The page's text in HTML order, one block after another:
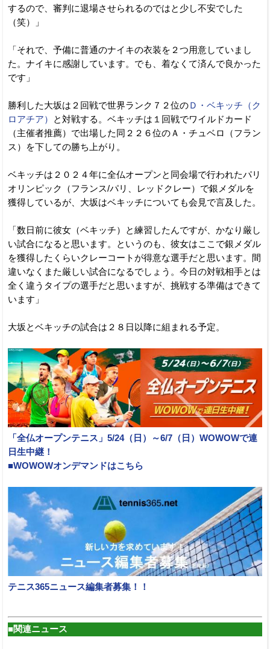
するので、審判に退場させられるのではと少し不安でした
（笑）」
「それで、予備に普通のナイキの衣装を２つ用意していまし
た。ナイキに感謝しています。でも、着なくて済んで良かった
です」
勝利した大坂は２回戦で世界ランク７２位のＤ・ベキッチ（ク
ロアチア）
と対戦する。ベキッチは１回戦でワイルドカード
（主催者推薦）で出場した同２２６位のＡ・チュベロ（フラン
ス）を下しての勝ち上がり。
ベキッチは２０２４年に全仏オープンと同会場で行われたパリ
オリンピック（フランス/パリ、レッドクレー）で銀メダルを
獲得しているが、大坂はベキッチについても会見で言及した。
「数日前に彼女（ベキッチ）と練習したんですが、かなり厳し
い試合になると思います。というのも、彼女はここで銀メダル
を獲得したくらいクレーコートが得意な選手だと思います。間
違いなくまた厳しい試合になるでしょう。今日の対戦相手とは
全く違うタイプの選手だと思いますが、挑戦する準備はできて
います」
大坂とベキッチの試合は２８日以降に組まれる予定。
「全仏オープンテニス」5/24（日）～6/7（日）WOWOWで連
日生中継！
■WOWOWオンデマンドはこちら
テニス365ニュース編集者募集！！
■関連ニュース